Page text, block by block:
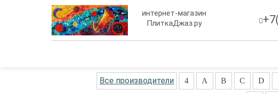
интернет-магазин
ПлиткаДжаз.ру
Все производители 4 A B C D